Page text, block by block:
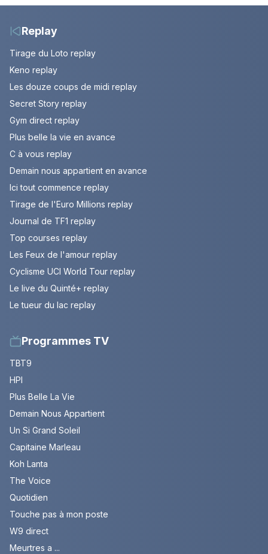
Nice
Replay
Tirage du Loto replay
Keno replay
Les douze coups de midi replay
Secret Story replay
Gym direct replay
Plus belle la vie en avance
C à vous replay
Demain nous appartient en avance
Ici tout commence replay
Tirage de l'Euro Millions replay
Journal de TF1 replay
Top courses replay
Les Feux de l'amour replay
Cyclisme UCI World Tour replay
Le live du Quinté+ replay
Le tueur du lac replay
Programmes TV
TBT9
HPI
Plus Belle La Vie
Demain Nous Appartient
Un Si Grand Soleil
Capitaine Marleau
Koh Lanta
The Voice
Quotidien
Touche pas à mon poste
W9 direct
Meurtres a ...